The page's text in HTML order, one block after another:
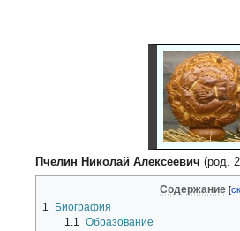
Пчелин Николай Алексеевич (род.
Содержание
1
Биография
1.1 Образование